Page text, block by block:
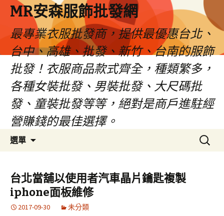
MR安森服飾批發網
最專業衣服批發商，提供最優惠台北、
台中、高雄、批發、新竹、台南的服飾
批發！衣服商品款式齊全，種類繁多，
各種女裝批發、男裝批發、大尺碼批
發、童裝批發等等，絕對是商戶進駐經
營賺錢的最佳選擇。
選單
容
區
搜
尋
台北當舖以使用者汽車晶片鑰匙複製
iphone面板維修
2017-09-30 未分類